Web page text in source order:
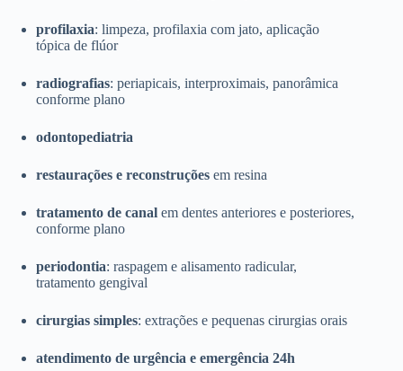
profilaxia: limpeza, profilaxia com jato, aplicação
tópica de flúor
radiografias: periapicais, interproximais, panorâmica
conforme plano
odontopediatria
restaurações e reconstruções em resina
tratamento de canal em dentes anteriores e posteriores,
conforme plano
periodontia: raspagem e alisamento radicular,
tratamento gengival
cirurgias simples: extrações e pequenas cirurgias orais
atendimento de urgência e emergência 24h